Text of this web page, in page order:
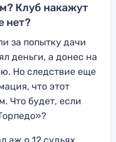
Клуб накажут
нет?
за попытку дачи
деньги, а донес на
Но следствие еще
что этот
Что будет, если